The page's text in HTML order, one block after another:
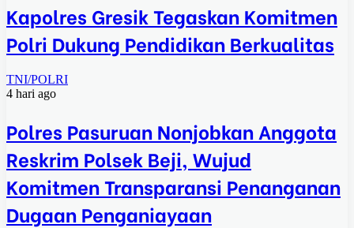
Kapolres Gresik Tegaskan Komitmen
Polri Dukung Pendidikan Berkualitas
TNI/POLRI
4 hari ago
Polres Pasuruan Nonjobkan Anggota
Reskrim Polsek Beji, Wujud
Komitmen Transparansi Penanganan
Dugaan Penganiayaan